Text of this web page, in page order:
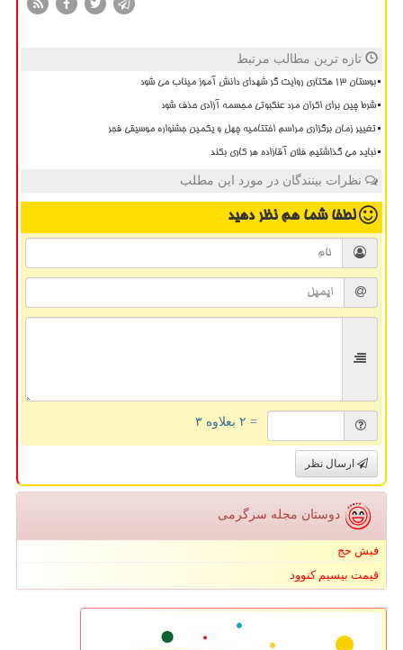
تازه ترین مطالب مرتبط
بوستان 13 هکتاری روایت گر شهدای دانش آموز میناب می شود
شرط چین برای اکران مرد عنکبوتی مجسمه آزادی حذف شود
تغییر زمان برگزاری مراسم اختتامیه چهل و یکمین جشنواره موسیقی فجر
نباید می گذاشتیم فلان آقازاده هر کاری بکند
نظرات بینندگان در مورد این مطلب
لطفا شما همنظر دهید
= ۲ بعلاوه ۳
ارسال نظر
دوستان مجله سرگرمی
فیش حج
قیمت بیسیم کنوود